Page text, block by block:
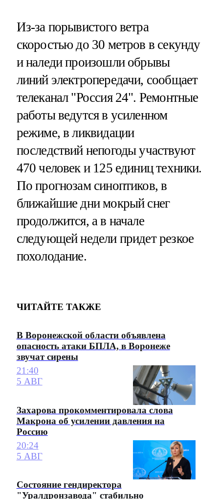
Из-за порывистого ветра
скоростью до 30 метров в секунду
и наледи произошли обрывы
линий электропередачи, сообщает
телеканал "Россия 24". Ремонтные
работы ведутся в усиленном
режиме, в ликвидации
последствий непогоды участвуют
470 человек и 125 единиц техники.
По прогнозам синоптиков, в
ближайшие дни мокрый снег
продолжится, а в начале
следующей недели придет резкое
похолодание.
ЧИТАЙТЕ ТАКЖЕ
В Воронежской области объявлена
опасность атаки БПЛА, в Воронеже
звучат сирены
21:40
5 АВГ
Захарова прокомментировала слова
Макрона об усилении давления на
Россию
20:24
5 АВГ
Состояние гендиректора
"Уралдронзавода" стабильно